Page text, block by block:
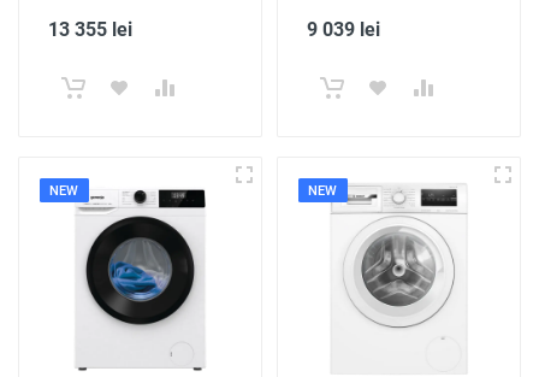
13 355 lei 9 039 lei
NEW NEW